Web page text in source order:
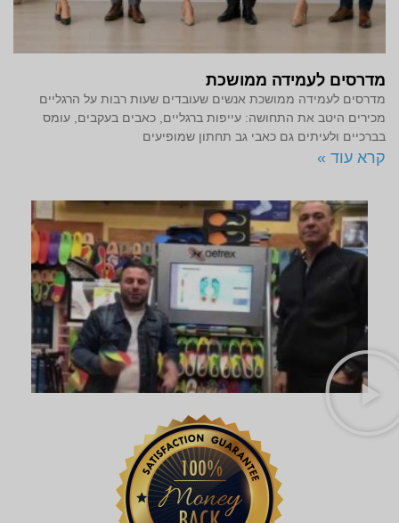
מדרסים לעמידה ממושכת
מדרסים לעמידה ממושכת אנשים שעובדים שעות רבות על הרגליים
מכירים היטב את התחושה: עייפות ברגליים, כאבים בעקבים, עומס
בברכיים ולעיתים גם כאבי גב תחתון שמופיעים
קרא עוד »